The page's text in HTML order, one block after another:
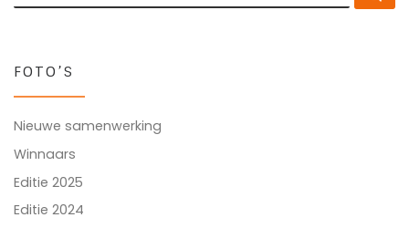
FOTO’S
Nieuwe samenwerking
Winnaars
Editie 2025
Editie 2024